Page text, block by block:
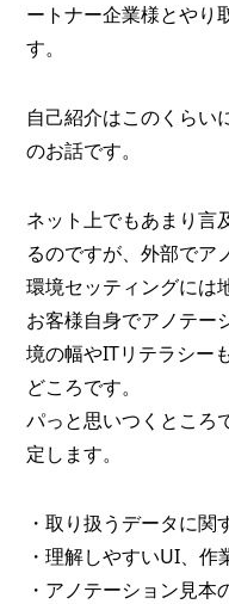
ートナー企業様とやり
す。
自己紹介はこのくらい
のお話です。
ネット上でもあまり言
るのですが、外部でア
環境セッティングには
お客様自身でアノテー
境の幅やITリテラシー
どころです。
パっと思いつくところ
定します。
・取り扱うデータに
・理解しやすいUI、
・アノテーション見本